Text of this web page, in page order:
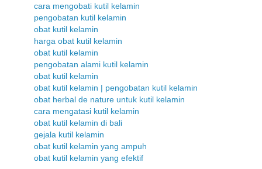
cara mengobati kutil kelamin
pengobatan kutil kelamin
obat kutil kelamin
harga obat kutil kelamin
obat kutil kelamin
pengobatan alami kutil kelamin
obat kutil kelamin
obat kutil kelamin | pengobatan kutil kelamin
obat herbal de nature untuk kutil kelamin
cara mengatasi kutil kelamin
obat kutil kelamin di bali
gejala kutil kelamin
obat kutil kelamin yang ampuh
obat kutil kelamin yang efektif